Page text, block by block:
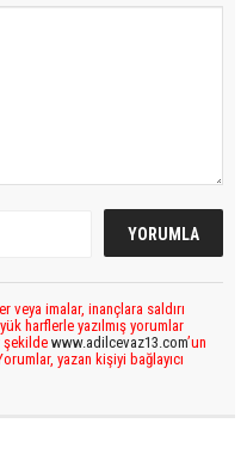
imalar, inançlara saldırı
harflerle yazılmış yorumlar
şekilde www.adilcevaz13.com’un
yazan kişiyi bağlayıcı